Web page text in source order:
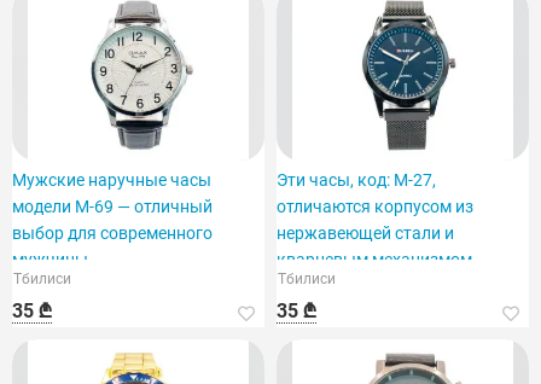
Мужские наручные часы
модели M-69 — отличный
выбор для современного
мужчины.
Тбилиси
35 ₾
Эти часы, код: M-27,
отличаются корпусом из
нержавеющей стали и
кварцевым механизмом.
Тбилиси
35 ₾